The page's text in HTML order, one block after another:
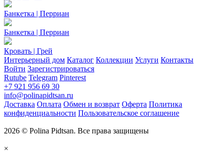
Банкетка | Перриан
Банкетка | Перриан
Кровать | Грей
Интерьерный дом Каталог Коллекции Услуги Контакты
Войти Зарегистрироваться
Rutube Telegram Pinterest
+7 921 956 69 30
info@polinapidtsan.ru
Доставка Оплата Обмен и возврат Оферта Политика
конфиденциальности Пользовательское соглашение
2026 © Polina Pidtsan. Все права защищены
×